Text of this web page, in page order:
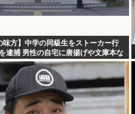
味方】中学の同級生をストーカー行
逮捕 男性の自宅に唐揚げや文庫本な
る / 兵庫県